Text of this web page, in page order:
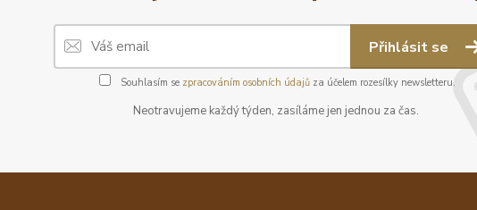
Přihlásit se
Souhlasím se zpracováním osobních údajůza účelem rozesílky newsletteru.
Neotravujeme každý týden, zasíláme jen jednou za čas.